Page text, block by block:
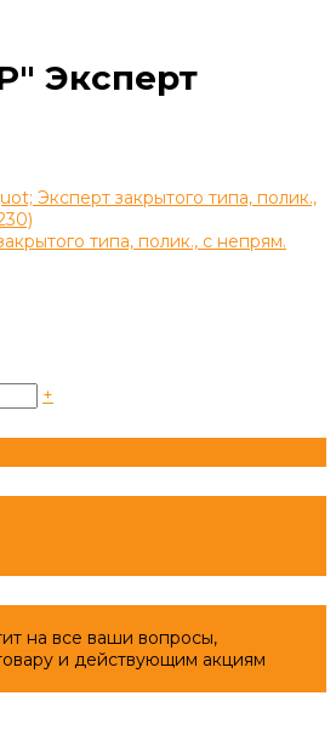
Эксперт
типа, полик., с непрям.
+
на все ваши вопросы,
и действующим акциям